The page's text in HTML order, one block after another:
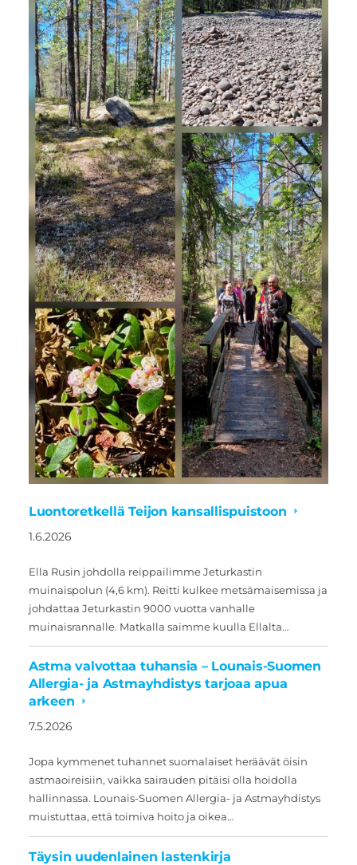
Luontoretkellä Teijon kansallispuistoon
1.6.2026
Ella Rusin johdolla reippailimme Jeturkastin
muinaispolun (4,6 km). Reitti kulkee metsämaisemissa ja
johdattaa Jeturkastin 9000 vuotta vanhalle
muinaisrannalle. Matkalla saimme kuulla Ellalta…
Astma valvottaa tuhansia – Lounais-Suomen
Allergia- ja Astmayhdistys tarjoaa apua
arkeen
7.5.2026
Jopa kymmenet tuhannet suomalaiset heräävät öisin
astmaoireisiin, vaikka sairauden pitäisi olla hoidolla
hallinnassa. Lounais-Suomen Allergia- ja Astmayhdistys
muistuttaa, että toimiva hoito ja oikea…
Täysin uudenlainen lastenkirja